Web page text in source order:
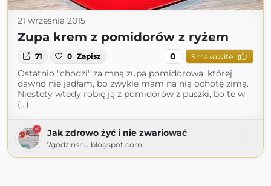
21 września 2015
Zupa krem z pomidorów z ryżem
71 0 Zapisz 0 Smakowite
Ostatnio "chodzi" za mną zupa pomidorowa, której
dawno nie jadłam, bo zwykle mam na nią ochotę zimą.
Niestety wtedy robię ją z pomidorów z puszki, bo te w
(...)
Jak zdrowo żyć i nie zwariować
7godzinsnu.blogspot.com